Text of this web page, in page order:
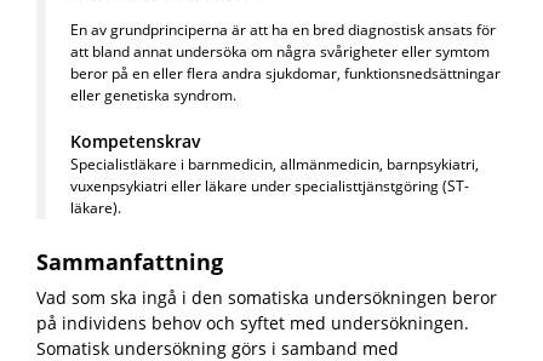
En av grundprinciperna är att ha en bred diagnostisk ansats för
att bland annat undersöka om några svårigheter eller symtom
beror på en eller flera andra sjukdomar, funktionsnedsättningar
eller genetiska syndrom.
Kompetenskrav
Specialistläkare i barnmedicin, allmänmedicin, barnpsykiatri,
vuxenpsykiatri eller läkare under specialisttjänstgöring (ST-
läkare).
Sammanfattning
Vad som ska ingå i den somatiska undersökningen beror
på individens behov och syftet med undersökningen.
Somatisk undersökning görs i samband med